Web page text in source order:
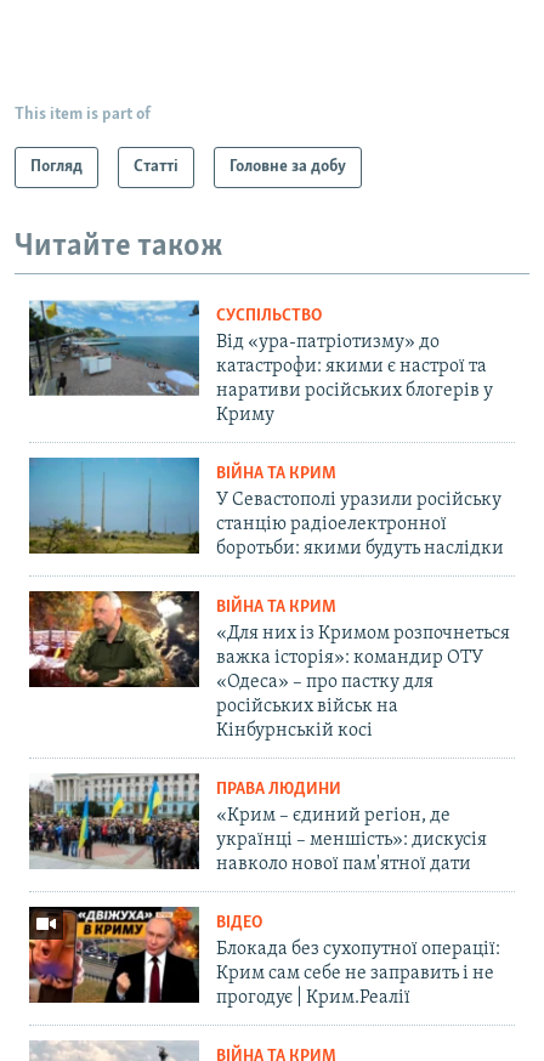
This item is part of
Погляд Статті Головне за добу
Читайте також
СУСПІЛЬСТВО
Від «ура-патріотизму» до
катастрофи: якими є настрої та
наративи російських блогерів у
Криму
ВІЙНА ТА КРИМ
У Севастополі уразили російську
станцію радіоелектронної
боротьби: якими будуть наслідки
ВІЙНА ТА КРИМ
«Для них із Кримом розпочнеться
важка історія»: командир ОТУ
«Одеса» – про пастку для
російських військ на
Кінбурнській косі
ПРАВА ЛЮДИНИ
«Крим – єдиний регіон, де
українці – меншість»: дискусія
навколо нової пам'ятної дати
ВІДЕО
Блокада без сухопутної операції:
Крим сам себе не заправить і не
прогодує | Крим.Реалії
ВІЙНА ТА КРИМ